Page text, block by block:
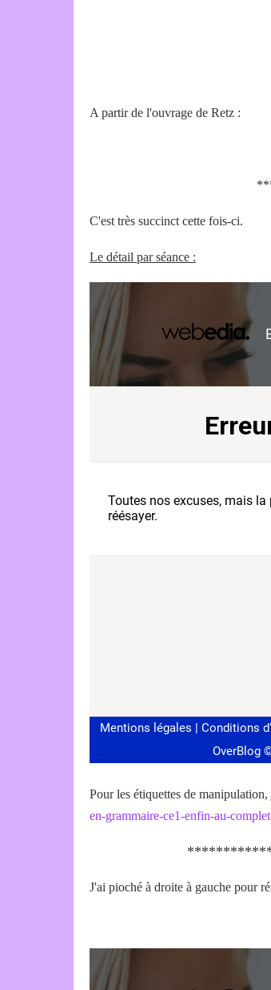
A partir de l'ouvrage de Retz :
C'est très succinct cette fois-ci.
Le détail par séance :
Pour les étiquettes de
en-grammaire-ce1-enfin-au-
J'ai pioché à droite à gauche pour